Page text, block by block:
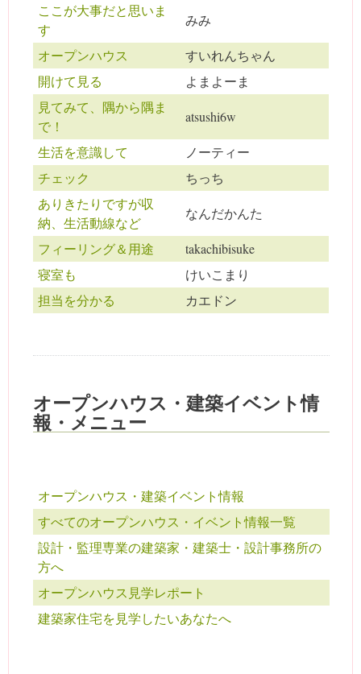
ここが大事だと思いま
す
みみ
オープンハウス
すいれんちゃん
開けて見る
よまよーま
見てみて、隅から隅ま
で！
atsushi6w
生活を意識して
ノーティー
チェック
ちっち
ありきたりですが収
納、生活動線など
なんだかんた
フィーリング＆用途
takachibisuke
寝室も
けいこまり
担当を分かる
カエドン
オープンハウス・建築イベント情
報・メニュー
オープンハウス・建築イベント情報
すべてのオープンハウス・イベント情報一覧
設計・監理専業の建築家・建築士・設計事務所の
方へ
オープンハウス見学レポート
建築家住宅を見学したいあなたへ